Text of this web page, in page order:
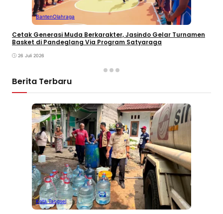
BantenOlahraga
Cetak Generasi Muda Berkarakter, Jasindo Gelar Turnamen
Basket di Pandeglang Via Program Satyaraga
26 Juli 2026
Berita Terbaru
Kota Tangsel